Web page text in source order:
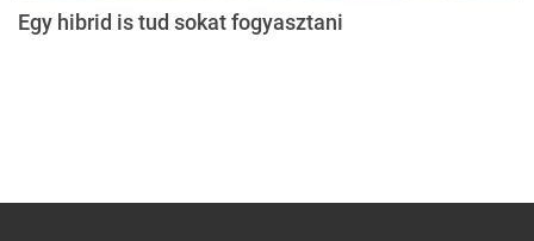
Egy hibrid is tud sokat fogyasztani